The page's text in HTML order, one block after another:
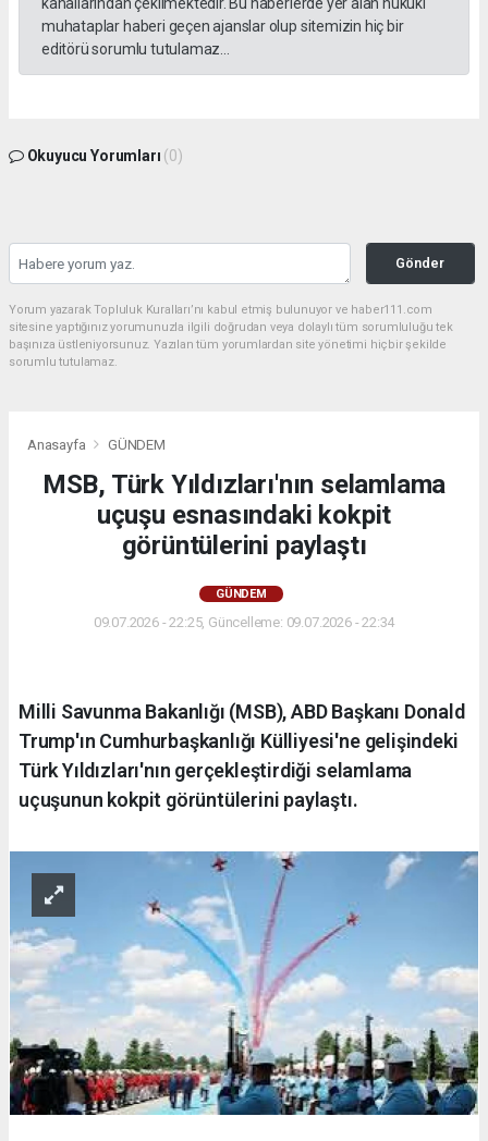
muhataplar haberi geçen ajanslar olup sitemizin hiç bir
editörü sorumlu tutulamaz...
Okuyucu Yorumları (0)
Gönder
Yorum yazarak Topluluk Kuralları’nı kabul etmiş bulunuyor ve haber111.com
sitesine yaptığınız yorumunuzla ilgili doğrudan veya dolaylı tüm sorumluluğu tek
başınıza üstleniyorsunuz. Yazılan tüm yorumlardan site yönetimi hiçbir şekilde
sorumlu tutulamaz.
Anasayfa GÜNDEM
MSB, Türk Yıldızları'nın selamlama
uçuşu esnasındaki kokpit
görüntülerini paylaştı
GÜNDEM
09.07.2026 - 22:25, Güncelleme: 09.07.2026 - 22:34
Milli Savunma Bakanlığı (MSB), ABD Başkanı Donald
Trump'ın Cumhurbaşkanlığı Külliyesi'ne gelişindeki
Türk Yıldızları'nın gerçekleştirdiği selamlama
uçuşunun kokpit görüntülerini paylaştı.